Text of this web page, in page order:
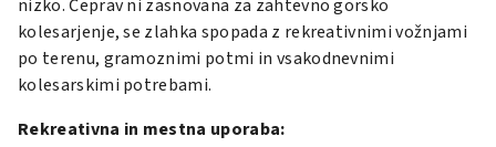
nizko. Čeprav ni zasnovana za zahtevno gorsko
kolesarjenje, se zlahka spopada z rekreativnimi vožnjami
po terenu, gramoznimi potmi in vsakodnevnimi
kolesarskimi potrebami.
Rekreativna in mestna uporaba: